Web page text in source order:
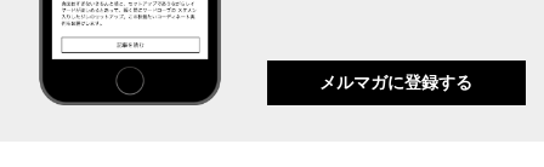
メルマガに登録する